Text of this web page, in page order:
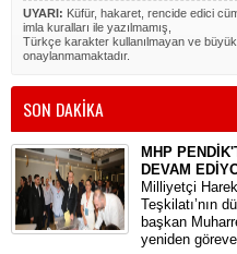
UYARI: Küfür, hakaret, rencide edici
imla kuralları ile yazılmamış,
Türkçe karakter kullanılmayan ve
onaylanmamaktadır.
SON DAKİKA
MHP
DEVAM
​Milliyetçi
Teşkilatı’nın
başkan
yeniden